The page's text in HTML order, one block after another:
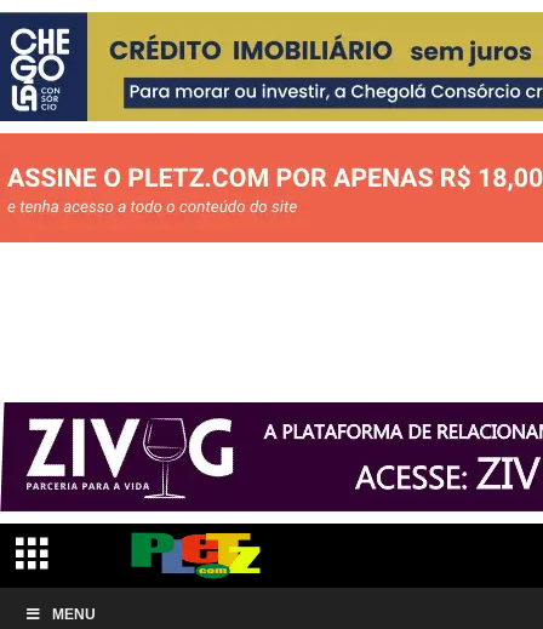
MENU
Início Conta de associação